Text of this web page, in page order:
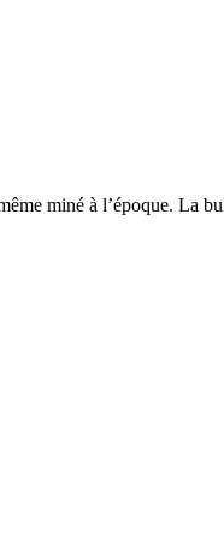
miné à l’époque. La